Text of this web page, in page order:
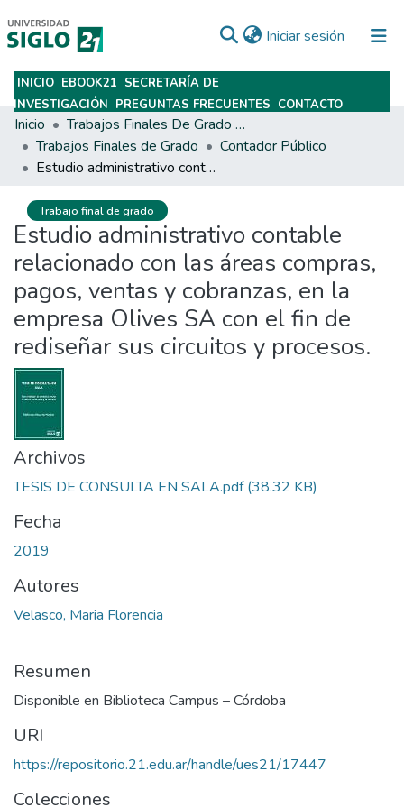
Iniciar sesión (current)
Subir
INICIO EBOOK21 SECRETARÍA DE
INVESTIGACIÓN PREGUNTAS FRECUENTES CONTACTO
Inicio
Trabajos Finales De Grado Y Posgrado
Trabajos Finales de Grado
Contador Público
Estudio administrativo contable relacionado con las áreas compras, pagos, ventas y cobranzas, en la empresa Olives SA con el fin de rediseñar sus circuitos y procesos.
Trabajo final de grado
Estudio administrativo contable
relacionado con las áreas compras,
pagos, ventas y cobranzas, en la
empresa Olives SA con el fin de
rediseñar sus circuitos y procesos.
Archivos
TESIS DE CONSULTA EN SALA.pdf(38.32 KB)
Fecha
2019
Autores
Velasco, Maria Florencia
Resumen
Disponible en Biblioteca Campus – Córdoba
URI
https://repositorio.21.edu.ar/handle/ues21/17447
Colecciones